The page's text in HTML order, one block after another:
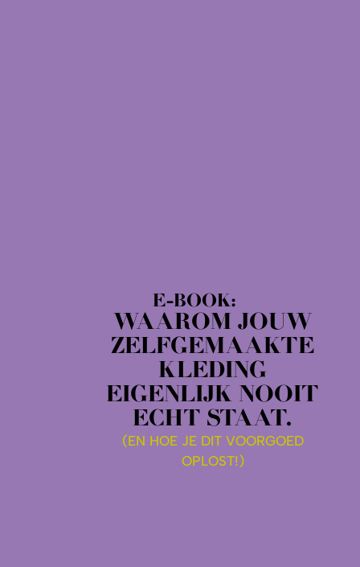
E-BOOK:
WAAROM JOUW
ZELFGEMAAKTE
KLEDING
EIGENLIJK NOOIT
ECHT STAAT.
(EN HOE JE DIT VOORGOED
OPLOST!)